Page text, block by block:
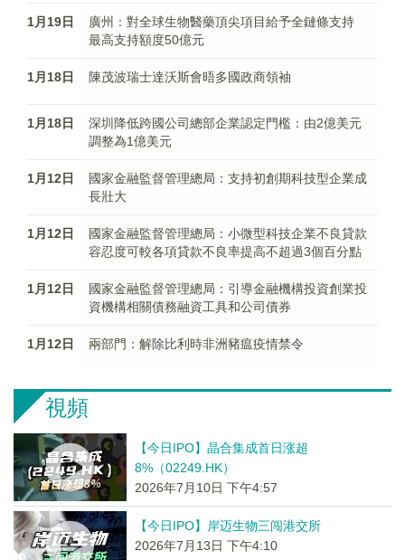
1月19日
廣州：對全球生物醫藥頂尖項目給予全鏈條支持
最高支持額度50億元
1月18日 陳茂波瑞士達沃斯會晤多國政商領袖
1月18日
深圳降低跨國公司總部企業認定門檻：由2億美元
調整為1億美元
1月12日
國家金融監督管理總局：支持初創期科技型企業成
長壯大
1月12日
國家金融監督管理總局：小微型科技企業不良貸款
容忍度可較各項貸款不良率提高不超過3個百分點
1月12日
國家金融監督管理總局：引導金融機構投資創業投
資機構相關債務融資工具和公司債券
1月12日 兩部門：解除比利時非洲豬瘟疫情禁令
視頻
【今日IPO】晶合集成首日涨超
8%（02249.HK）
2026年7月10日 下午4:57
【今日IPO】岸迈生物三闯港交所
2026年7月13日 下午4:10